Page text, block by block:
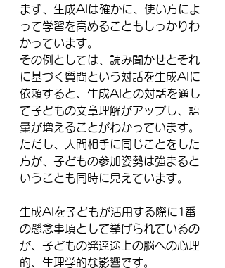
まず、生成AIは確かに、使い方によ
って学習を高めることもしっかりわ
かっています。
その例としては、読み聞かせとそれ
に基づく質問という対話を生成AIに
依頼すると、生成AIとの対話を通し
て子どもの文章理解がアップし、語
彙が増えることがわかっています。
ただし、人間相手に同じことをした
方が、子どもの参加姿勢は強まると
いうことも同時に見えています。
生成AIを子どもが活用する際に1番
の懸念事項として挙げられているの
が、子どもの発達途上の脳への心理
的、生理学的な影響です。